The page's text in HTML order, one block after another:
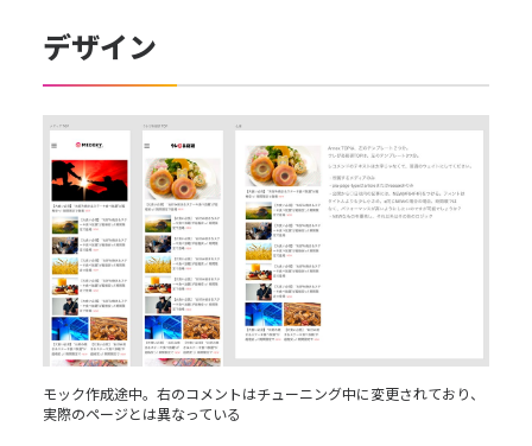
デザイン
モック作成途中。右のコメントはチューニング中に変更されており、
実際のページとは異なっている